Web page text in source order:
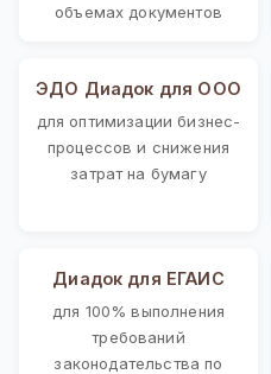
объемах документов
ЭДО Диадок для ООО
для оптимизации бизнес-
процессов и снижения
затрат на бумагу
Диадок для ЕГАИС
для 100% выполнения
требований
законодательства по